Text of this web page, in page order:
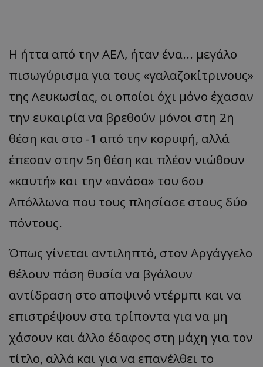
Η ήττα από την ΑΕΛ, ήταν ένα... μεγάλο
πισωγύρισμα για τους «γαλαζοκίτρινους»
της Λευκωσίας, οι οποίοι όχι μόνο έχασαν
την ευκαιρία να βρεθούν μόνοι στη 2η
θέση και στο -1 από την κορυφή, αλλά
έπεσαν στην 5η θέση και πλέον νιώθουν
«καυτή» και την «ανάσα» του 6ου
Απόλλωνα που τους πλησίασε στους δύο
πόντους.
Όπως γίνεται αντιληπτό, στον Αργάγγελο
θέλουν πάση θυσία να βγάλουν
αντίδραση στο αποψινό ντέρμπι και να
επιστρέψουν στα τρίποντα για να μη
χάσουν και άλλο έδαφος στη μάχη για τον
τίτλο, αλλά και για να επανέλθει το